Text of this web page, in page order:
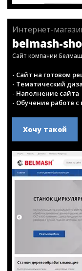
Интернет-магазин
belmash-
Сайт компании Белмаш
- Сайт на готовом
- Тематический
- Наполнение сайта
- Обучение работе с
Хочу такой